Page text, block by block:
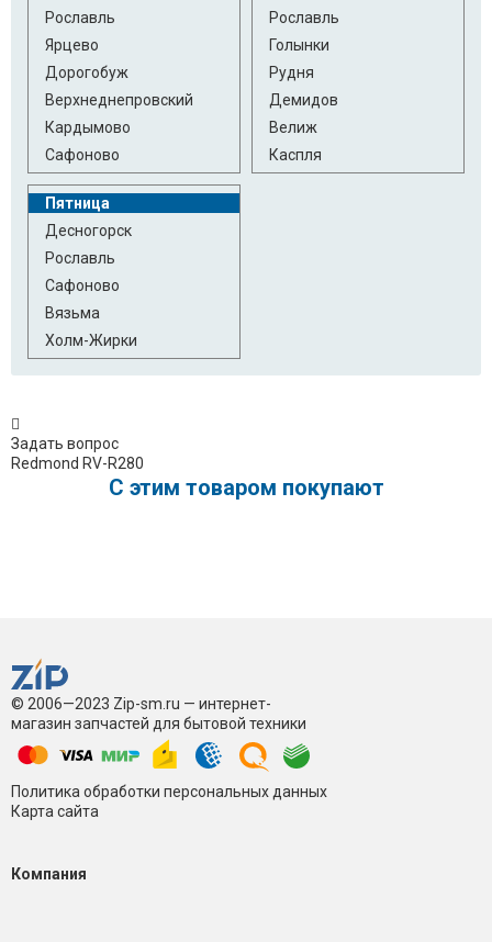
Рославль
Ярцево
Дорогобуж
Верхнеднепровский
Кардымово
Сафоново
Рославль
Голынки
Рудня
Демидов
Велиж
Каспля
Пятница
Десногорск
Рославль
Сафоново
Вязьма
Холм-Жирки
Задать вопрос
Redmond RV-R280
C этим товаром покупают
© 2006—2023 Zip-sm.ru — интернет-
магазин запчастей для бытовой техники
Политика обработки персональных данных
Карта сайта
Компания